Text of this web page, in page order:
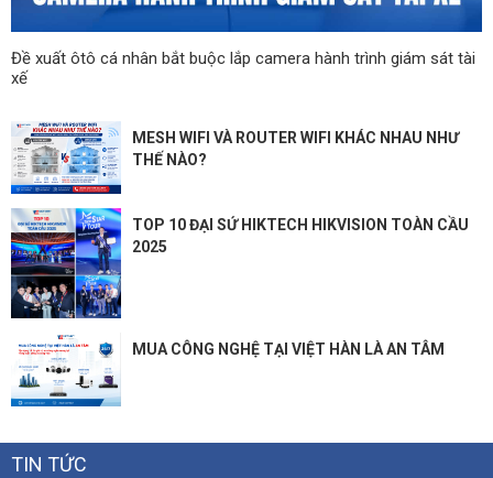
✅ Tư vấn kỹ thuật chuyên sâu, hỗ trợ triển khai dự án
Đề xuất ôtô cá nhân bắt buộc lắp camera hành trình giám sát tài
xế
MESH WIFI VÀ ROUTER WIFI KHÁC NHAU NHƯ
THẾ NÀO?
TOP 10 ĐẠI SỨ HIKTECH HIKVISION TOÀN CẦU
2025
MUA CÔNG NGHỆ TẠI VIỆT HÀN LÀ AN TÂM
TIN TỨC